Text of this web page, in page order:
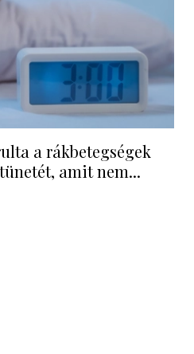
a rákbetegségek
amit nem...